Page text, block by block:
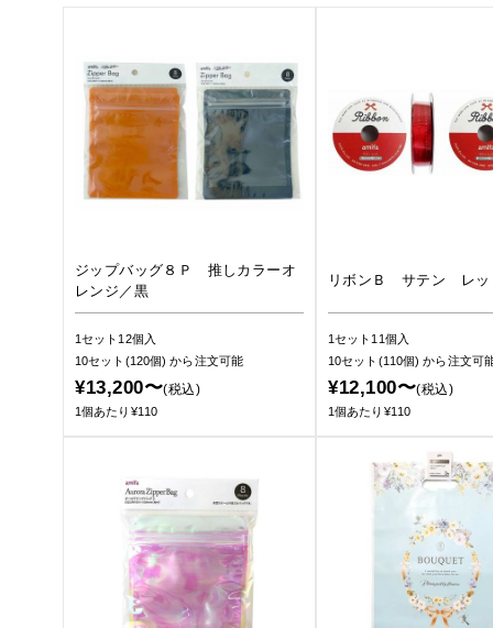
ジップバッグ８Ｐ 推しカラーオ
レンジ／黒
1セット12個入
10セット(120個)から注文可能
¥13,200〜(税込)
1個あたり¥110
リボンＢ サテン レッ
1セット11個入
10セット(110個)から注文可
¥12,100〜(税込)
1個あたり¥110